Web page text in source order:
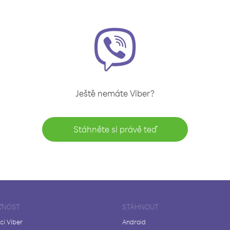
Ještě nemáte Viber?
Stáhněte si právě teď
Viber
STÁHNOUT
Android